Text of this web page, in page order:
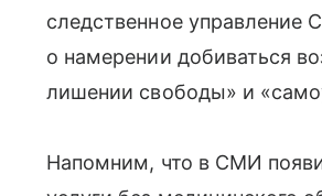
следственное
о намерении добиваться
лишении свободы» и
Напомним, что в СМИ